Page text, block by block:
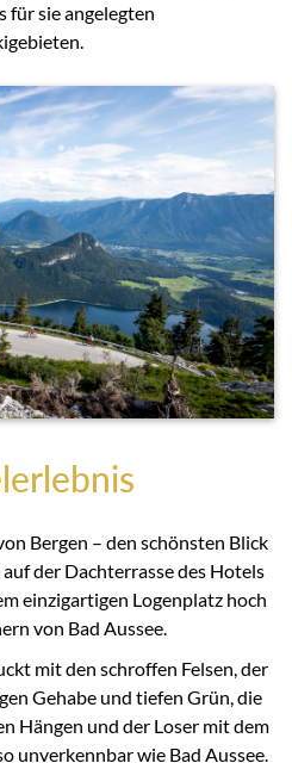
für sie angelegten
Bergen – den schönsten Blick
der Dachterrasse des Hotels
einzigartigen Logenplatz hoch
von Bad Aussee.
mit den schroffen Felsen, der
Gehabe und tiefen Grün, die
Hängen und der Loser mit dem
unverkennbar wie Bad Aussee.